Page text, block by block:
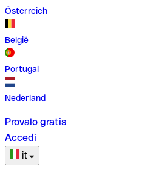
Österreich
België
Portugal
Nederland
Provalo gratis
Accedi
it